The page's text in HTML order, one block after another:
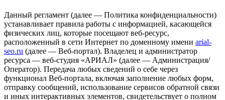
Данный регламент (далее — Политика конфиденциальности)
устанавливает правила работы с информацией, касающейся
физических лиц, которые посещают веб-ресурс,
расположенный в сети Интернет по доменному имени arial-
seo.ru (далее — Веб-портал). Владелец и администратор
ресурса — веб-студия «АРИАЛ» (далее — Администрация/
Оператор). Передача любых сведений о себе через
функционал Веб-портала, включая заполнение любых форм,
отправку сообщений, использование сервисов обратной связи
и иных интерактивных элементов, свидетельствует о полном